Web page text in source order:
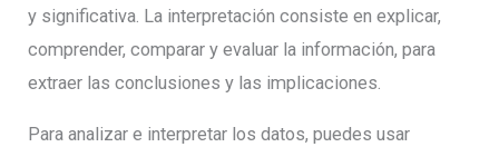
y significativa. La interpretación consiste en explicar,
comprender, comparar y evaluar la información, para
extraer las conclusiones y las implicaciones.
Para analizar e interpretar los datos, puedes usar